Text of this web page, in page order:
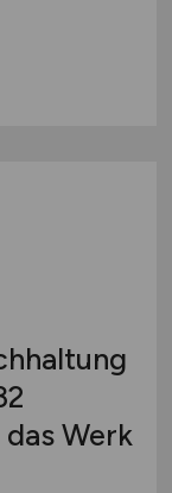
Werk